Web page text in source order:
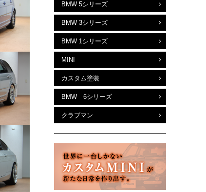
BMW 5シリーズ
BMW 3シリーズ
BMW 1シリーズ
MINI
カスタム塗装
BMW 6シリーズ
クラブマン